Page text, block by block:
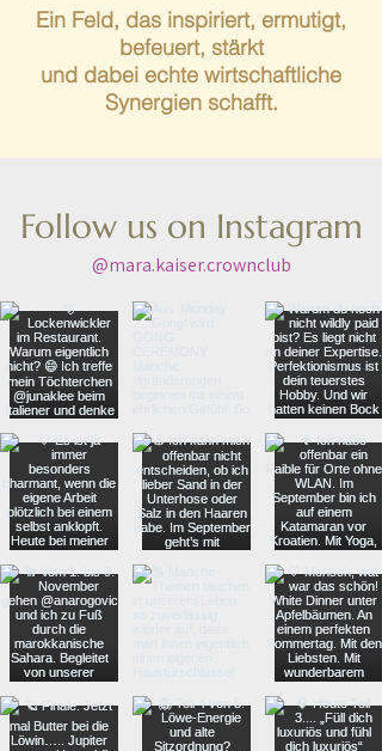
Ein Feld, das inspiriert, ermutigt,
befeuert, stärkt
und dabei echte wirtschaftliche
Synergien schafft.
Follow us on Instagram
@mara.kaiser.crownclub